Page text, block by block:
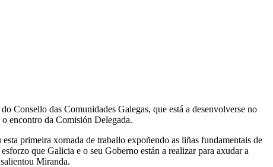
Consello das Comunidades Galegas, que está a desenvolverse no
encontro da Comisión Delegada.
primeira xornada de traballo expoñendo as liñas fundamentais de
que Galicia e o seu Goberno están a realizar para axudar a
Miranda.